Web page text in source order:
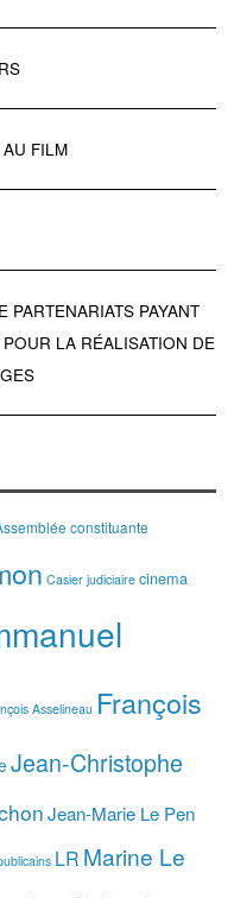
FILM
PARTENARIATS PAYANT
LA RÉALISATION DE
constituante
Casier judiciaire cinema
Asselineau François
Jean-Christophe
Jean-Marie Le Pen
LR Marine Le